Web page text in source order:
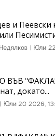
и Пеевски
| Юли
ВЪВ
докато...
| Юли 20 2026,